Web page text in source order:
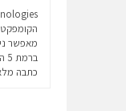
מאפשר
ברמת 5 הרץ ועד לטווח תדרי RF של 3 גה"צ....
כתבה